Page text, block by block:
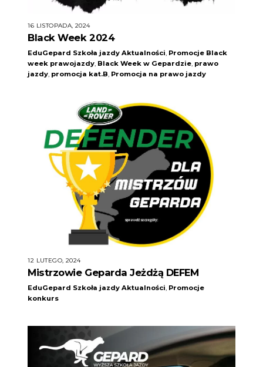
16 LISTOPADA, 2024
Black Week 2024
EduGepard Szkoła jazdy Aktualności Promocje Black
week prawojazdy Black Week w Gepardzie prawo
jazdy promocja kat.B Promocja na prawo jazdy
12 LUTEGO, 2024
Mistrzowie Geparda Jeżdżą DEFEM
EduGepard Szkoła jazdy Aktualności, Promocje
konkurs